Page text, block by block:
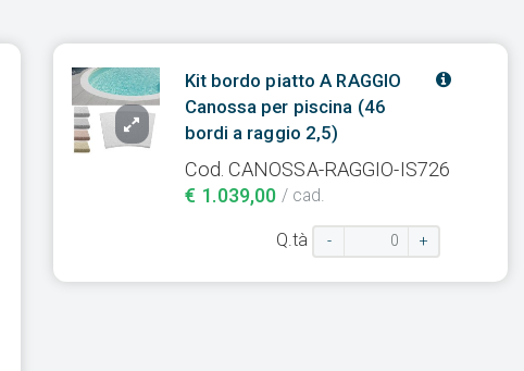
Kit bordo piatto A RAGGIO
Canossa per piscina (46
bordi a raggio 2,5)
Cod. CANOSSA-RAGGIO-IS726
€ 1.039,00 / cad.
Q.tà - +